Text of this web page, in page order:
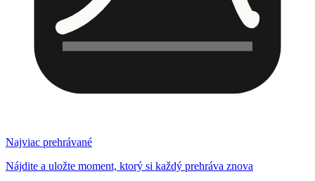
Najviac prehrávané
Nájdite a uložte moment, ktorý si každý prehráva znova